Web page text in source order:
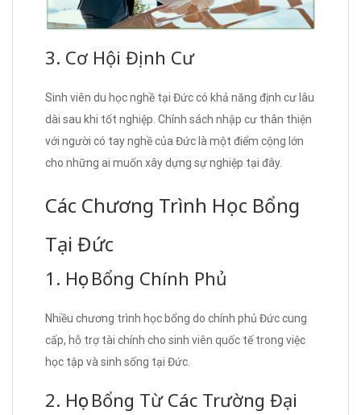
3. Cơ Hội Định Cư
Sinh viên du học nghề tại Đức có khả năng định cư lâu
dài sau khi tốt nghiệp. Chính sách nhập cư thân thiện
với người có tay nghề của Đức là một điểm cộng lớn
cho những ai muốn xây dựng sự nghiệp tại đây.
Các Chương Trình Học Bổng
Tại Đức
1. Học Bổng Chính Phủ
Nhiều chương trình học bổng do chính phủ Đức cung
cấp, hỗ trợ tài chính cho sinh viên quốc tế trong việc
học tập và sinh sống tại Đức.
2. Học Bổng Từ Các Trường Đại